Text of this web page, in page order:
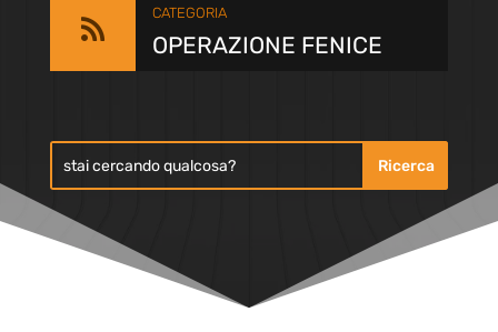

CATEGORIA
OPERAZIONE FENICE